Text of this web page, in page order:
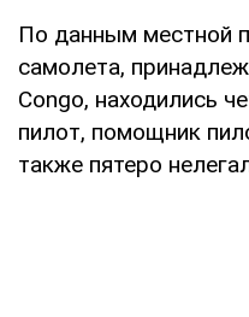
По данным местной
самолета,
Congo, находились
пилот, помощник
также пятеро